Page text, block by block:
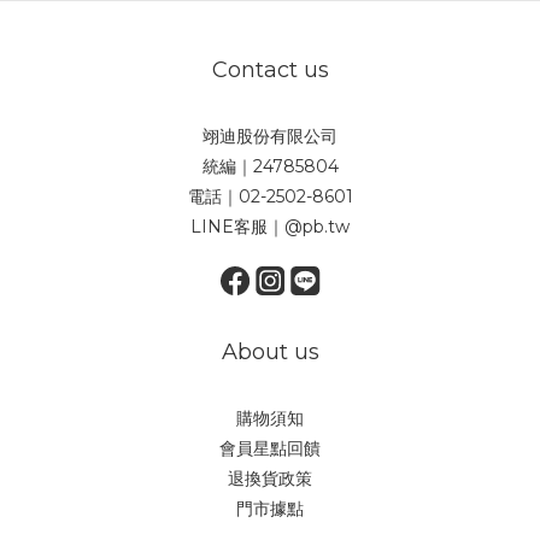
Contact us
翊迪股份有限公司
統編｜24785804
電話｜02-2502-8601
LINE客服｜@pb.tw
About us
購物須知
會員星點回饋
退換貨政策
門市據點